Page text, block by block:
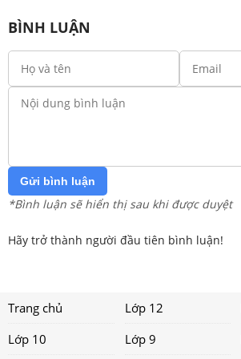
BÌNH LUẬN
Gửi bình luận
*Bình luận sẽ hiển thị sau khi được duyệt
Hãy trở thành người đầu tiên bình luận!
Trang chủ Lớp 12
Lớp 10
Lớp 9